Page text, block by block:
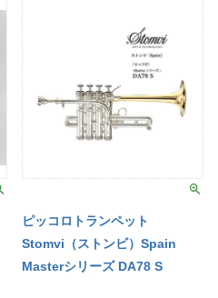
ピッコロトランペット
Stomvi（ストンビ）Spain
Masterシリーズ DA78 S